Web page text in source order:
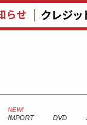
IMPORT DVD